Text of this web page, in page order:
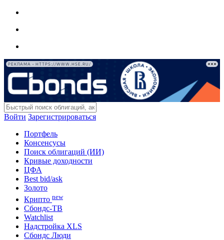
РЕКЛАМА • HTTPS://WWW.HSE.RU/
Войти Зарегистрироваться
Портфель
Консенсусы
Поиск облигаций (ИИ)
Кривые доходности
ЦФА
Best bid/ask
Золото
Крипто new
Сбондс-ТВ
Watchlist
Надстройка XLS
Сбондс Люди